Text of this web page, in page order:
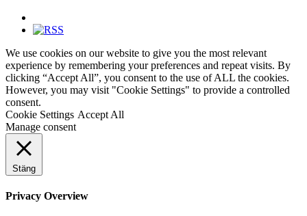
We use cookies on our website to give you the most relevant
experience by remembering your preferences and repeat visits. By
clicking “Accept All”, you consent to the use of ALL the cookies.
However, you may visit "Cookie Settings" to provide a controlled
consent.
Cookie Settings Accept All
Manage consent
Stäng
Privacy Overview